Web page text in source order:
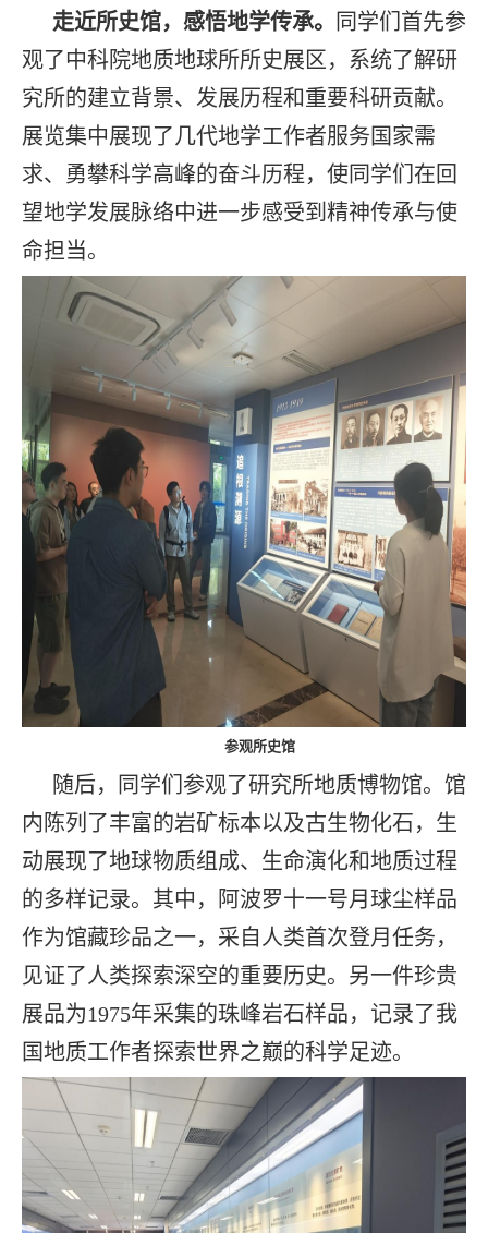
走近所史馆，感悟地学传承。
同学们首先参
观了中科院地质地球所所史展区，系统了解研
究所的建立背景、发展历程和重要科研贡献。
展览集中展现了几代地学工作者服务国家需
求、勇攀科学高峰的奋斗历程，使同学们在回
望地学发展脉络中进一步感受到精神传承与使
命担当。
参观所史馆
随后，同学们参观了研究所地质博物馆。馆
内陈列了丰富的岩矿标本以及古生物化石，生
动展现了地球物质组成、生命演化和地质过程
的多样记录。其中，阿波罗十一号月球尘样品
作为馆藏珍品之一，采自人类首次登月任务，
见证了人类探索深空的重要历史。另一件珍贵
展品为1975年采集的珠峰岩石样品，记录了我
国地质工作者探索世界之巅的科学足迹。